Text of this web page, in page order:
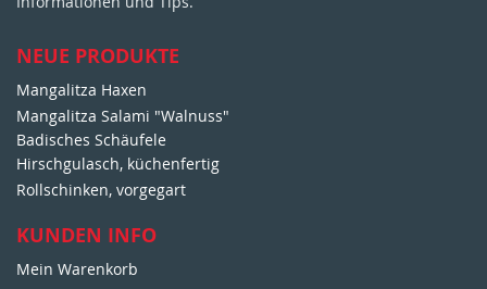
l
u
g
z
u
m
N
w
s
l
NEUE PRODUKTE
Mangalitza Haxen
Mangalitza Salami "Walnuss"
Badisches Schäufele
Hirschgulasch, küchenfertig
Rollschinken, vorgegart
KUNDEN INFO
Mein Warenkorb